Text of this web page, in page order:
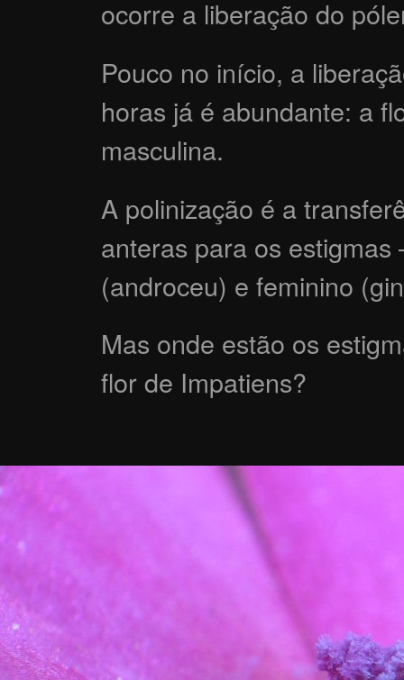
ocorre a liberação do
Pouco no início, a
horas já é abundante: a
masculina.
A polinização é a
anteras para os
(androceu) e feminino
Mas onde estão os
flor de Impatiens?